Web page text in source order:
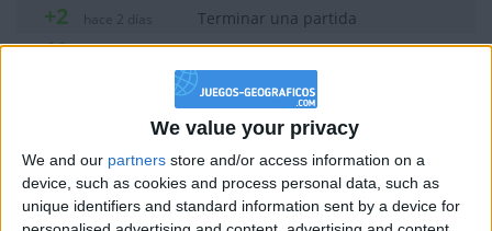
We value your privacy
We and our partners store and/or access information on a
device, such as cookies and process personal data, such as
unique identifiers and standard information sent by a device for
+2 hace 2 días Terminar una partida
+10 hace 2 días Ganar una estrella
Entrar en las mejores puntuaciones del mes
Entrar en las mejores puntuaciones del mes
+2 hace 2 días Terminar una partida
Información sobre la réputación
Algunas palabras...
Pixieth no ha completado su perfil.
Los jugadores que te siguen en favoritos serán advertidos